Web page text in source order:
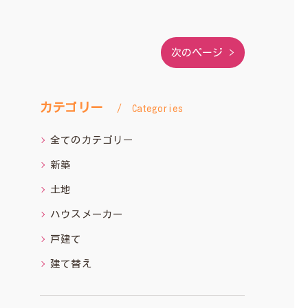
次のページ >
カテゴリー Categories
全てのカテゴリー
新築
土地
ハウスメーカー
戸建て
建て替え